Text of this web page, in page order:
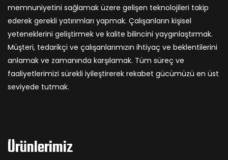
memnuniyetini sağlamak üzere gelişen teknolojileri takip
ederek gerekli yatırımları yapmak. Çalışanların kişisel
yeteneklerini geliştirmek ve kalite bilincini yaygınlaştırmak.
Müşteri, tedarikçi ve çalışanlarımızın ihtiyaç ve beklentilerini
anlamak ve zamanında karşılamak. Tüm süreç ve
faaliyetlerimizi sürekli iyileştirerek rekabet gücümüzü en üst
seviyede tutmak.
Ürünlerimiz